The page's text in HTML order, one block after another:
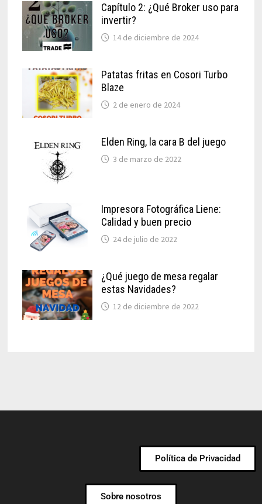
Capítulo 2: ¿Qué Broker uso para
invertir?
14 de diciembre de 2024
Patatas fritas en Cosori Turbo
Blaze
2 de enero de 2024
Elden Ring, la cara B del juego
3 de marzo de 2022
Impresora Fotográfica Liene:
Calidad y buen precio
24 de julio de 2022
¿Qué juego de mesa regalar
estas Navidades?
12 de diciembre de 2022
Política de Privacidad
Sobre nosotros